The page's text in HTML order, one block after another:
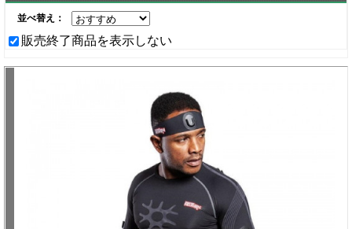
並べ替え：
販売終了商品を表示しない